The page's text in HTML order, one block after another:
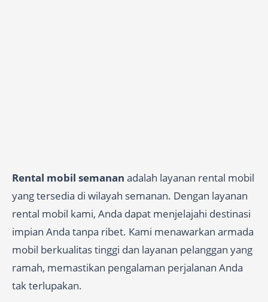
Rental mobil semanan adalah layanan rental mobil
yang tersedia di wilayah semanan. Dengan layanan
rental mobil kami, Anda dapat menjelajahi destinasi
impian Anda tanpa ribet. Kami menawarkan armada
mobil berkualitas tinggi dan layanan pelanggan yang
ramah, memastikan pengalaman perjalanan Anda
tak terlupakan.